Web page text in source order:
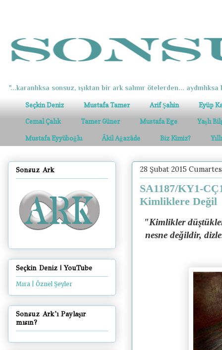
"...karanlıksa sonsuz, ışıktan bir ark salınır ötelerden... aydınlıksa
Seçkin Deniz Mustafa Tamer Arif Şahin Eyüp
Cemal Çalık Tamer Güner Mustafa Ege Yaşlı
Mustafa Eyyüboğlu Âkil Ağazâde Biz Kimiz?
28 Şubat 2015
SA1187/KY1-
Kimliklere Değil
"Kimlikler
nesne değildir,
Sonsuz Ark
Seçkin Deniz | YouTube
Mıra | Öznel Şeyler
Sonsuz Ark'ı Paylaşır
mısın?